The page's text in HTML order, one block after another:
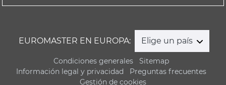
EUROMASTER EN EUROPA: Elige un país
Condiciones generales
Sitemap
Información legal y privacidad
Preguntas frecuentes
Gestión de cookies